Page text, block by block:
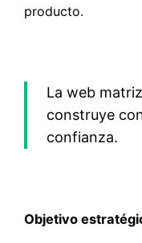
producto.
La web
construye
confianza.
Objetivo